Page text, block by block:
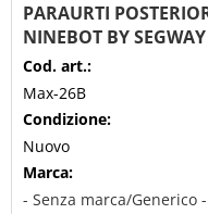
PARAURTI
NINEBOT BY
Cod. art.:
Max-26B
Condizione:
Nuovo
Marca:
- Senza marca/Generico -